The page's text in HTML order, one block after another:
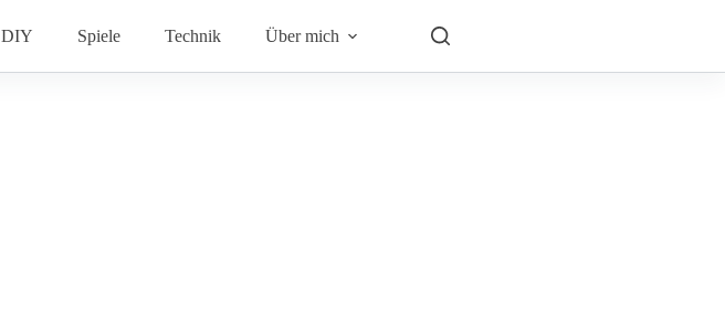
DIY Spiele Technik Über mich